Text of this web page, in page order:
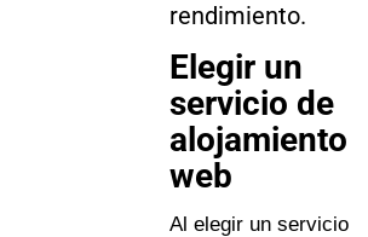
rendimiento.
Elegir un
servicio de
alojamiento
web
Al elegir un servicio